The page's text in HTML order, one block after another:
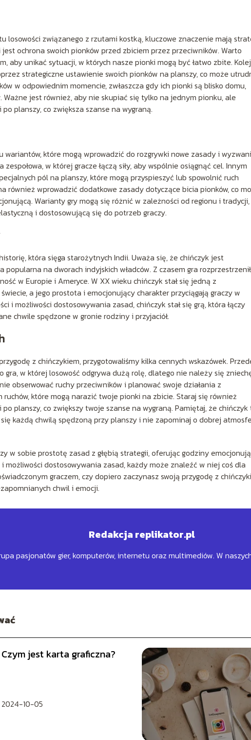
losowości związanego z rzutami kostką, kluczowe znaczenie mają
ochrona swoich pionków przed zbiciem przez przeciwników. Warto
aby unikać sytuacji, w których nasze pionki mogą być łatwo zbite.
strategiczne ustawienie swoich pionków na planszy, co może
w odpowiednim momencie, zwłaszcza gdy ich pionki są blisko domu,
Ważne jest również, aby nie skupiać się tylko na jednym pionku, ale
planszy, co zwiększa szanse na wygraną.
wariantów, które mogą wprowadzić do rozgrywki nowe zasady i
w której gracze łączą siły, aby wspólnie osiągnąć cel. Innym
pól na planszy, które mogą przyspieszyć lub spowolnić ruch
również wprowadzić dodatkowe zasady dotyczące bicia pionków, co
Warianty gry mogą się różnić w zależności od regionu i tradycji,
i dostosowującą się do potrzeb graczy.
która sięga starożytnych Indii. Uważa się, że chińczyk jest
popularna na dworach indyjskich władców. Z czasem gra
w Europie i Ameryce. W XX wieku chińczyk stał się jedną z
a jego prostota i emocjonujący charakter przyciągają graczy w
i możliwości dostosowywania zasad, chińczyk stał się grą, która łączy
chwile spędzone w gronie rodziny i przyjaciół.
z chińczykiem, przygotowaliśmy kilka cennych wskazówek.
w której losowość odgrywa dużą rolę, dlatego nie należy się
obserwować ruchy przeciwników i planować swoje działania z
które mogą narazić twoje pionki na zbicie. Staraj się również
planszy, co zwiększy twoje szanse na wygraną. Pamiętaj, że chińczyk
każdą chwilą spędzoną przy planszy i nie zapominaj o dobrej
w sobie prostotę zasad z głębią strategii, oferując godziny
dostosowywania zasad, każdy może znaleźć w niej coś dla
graczem, czy dopiero zaczynasz swoją przygodę z
chwil i emocji.
Redakcja replikator.pl
pasjonatów gier, komputerów, internetu oraz multimediów. W
Czym jest karta graficzna?
2024-10-05